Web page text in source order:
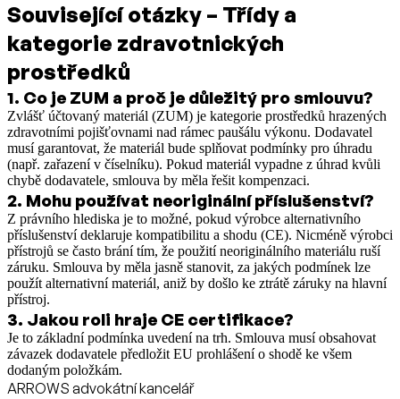
Související otázky – Třídy a
kategorie zdravotnických
prostředků
1. Co je ZUM a proč je důležitý pro smlouvu?
Zvlášť účtovaný materiál (ZUM) je kategorie prostředků hrazených
zdravotními pojišťovnami nad rámec paušálu výkonu. Dodavatel
musí garantovat, že materiál bude splňovat podmínky pro úhradu
(např. zařazení v číselníku). Pokud materiál vypadne z úhrad kvůli
chybě dodavatele, smlouva by měla řešit kompenzaci.
2. Mohu používat neoriginální příslušenství?
Z právního hlediska je to možné, pokud výrobce alternativního
příslušenství deklaruje kompatibilitu a shodu (CE). Nicméně výrobci
přístrojů se často brání tím, že použití neoriginálního materiálu ruší
záruku. Smlouva by měla jasně stanovit, za jakých podmínek lze
použít alternativní materiál, aniž by došlo ke ztrátě záruky na hlavní
přístroj.
3. Jakou roli hraje CE certifikace?
Je to základní podmínka uvedení na trh. Smlouva musí obsahovat
závazek dodavatele předložit EU prohlášení o shodě ke všem
dodaným položkám.
ARROWS advokátní kancelář